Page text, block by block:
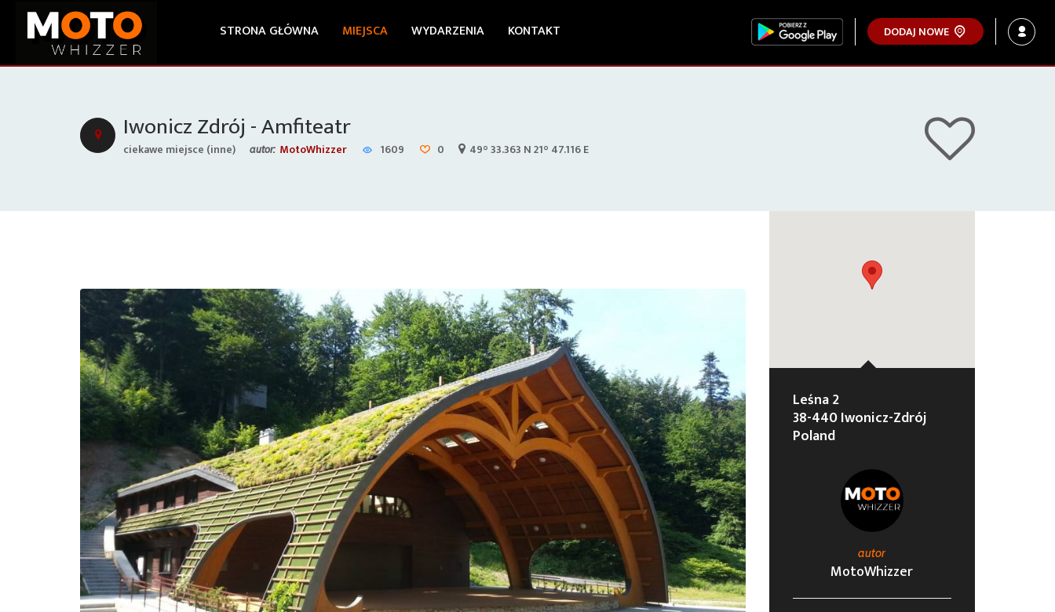
STRONA GŁÓWNA MIEJSCA WYDARZENIA KONTAKT DODAJ NOWE
Iwonicz Zdrój - Amfiteatr
ciekawe miejsce (inne) autor: MotoWhizzer 1609 0 49° 33.363 N 21° 47.116 E
Leśna 2
38-440 Iwonicz-Zdrój
Poland
autor
MotoWhizzer